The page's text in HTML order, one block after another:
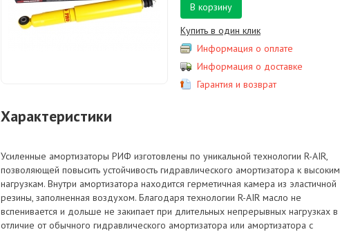
В корзину
Купить в один клик
Информация о оплате
Информация о доставке
Гарантия и возврат
Характеристики
Усиленные амортизаторы РИФ изготовлены по уникальной технологии R-AIR,
позволяющей повысить устойчивость гидравлического амортизатора к высоким
нагрузкам. Внутри амортизатора находится герметичная камера из эластичной
резины, заполненная воздухом. Благодаря технологии R-AIR масло не
вспенивается и дольше не закипает при длительных непрерывных нагрузках в
отличие от обычного гидравлического амортизатора или амортизатора с